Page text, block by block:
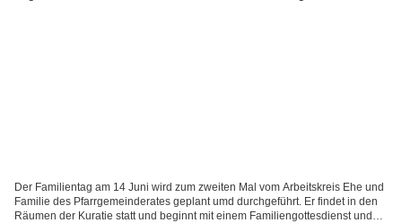
Der Familientag am 14 Juni wird zum zweiten Mal vom Arbeitskreis Ehe und
Familie des Pfarrgemeinderates geplant umd durchgeführt. Er findet in den
Räumen der Kuratie statt und beginnt mit einem Familiengottesdienst und